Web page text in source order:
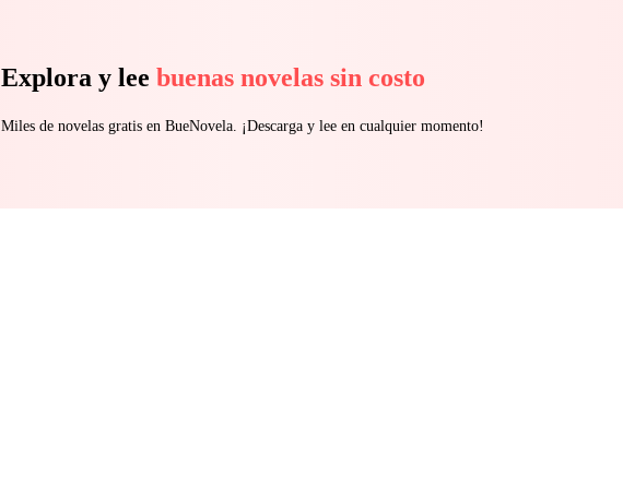
Explora y lee buenas novelas sin costo
Miles de novelas gratis en BueNovela. ¡Descarga y lee en cualquier momento!